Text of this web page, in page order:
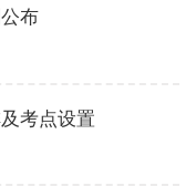
布
考点设置